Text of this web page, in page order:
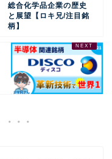
総合化学品企業の歴史
と展望【ロキ兄/注目銘
柄】